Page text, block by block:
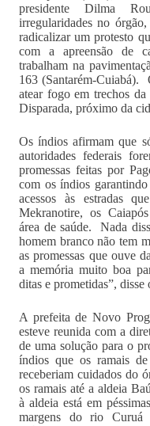
presidente Dilma
irregularidades no
radicalizar um protesto
com a apreensão de
trabalham na
163 (Santarém-Cuiabá).
atear fogo em trechos
Disparada, próximo da
Os índios afirmam que
autoridades federais
promessas feitas por
com os índios
acessos às estradas
Mekranotire, os
área de saúde. Nada
homem branco não tem
as promessas que ouve
a memória muito boa
ditas e prometidas”,
A prefeita de Novo
esteve reunida com a
de uma solução para o
índios que os ramais
receberiam cuidados do
os ramais até a aldeia
à aldeia está em
margens do rio Curuá